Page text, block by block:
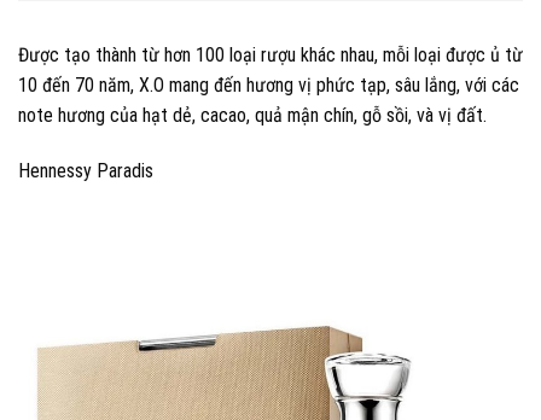
Được tạo thành từ hơn 100 loại rượu khác nhau, mỗi loại được ủ từ
10 đến 70 năm, X.O mang đến hương vị phức tạp, sâu lắng, với các
note hương của hạt dẻ, cacao, quả mận chín, gỗ sồi, và vị đất.
Hennessy Paradis